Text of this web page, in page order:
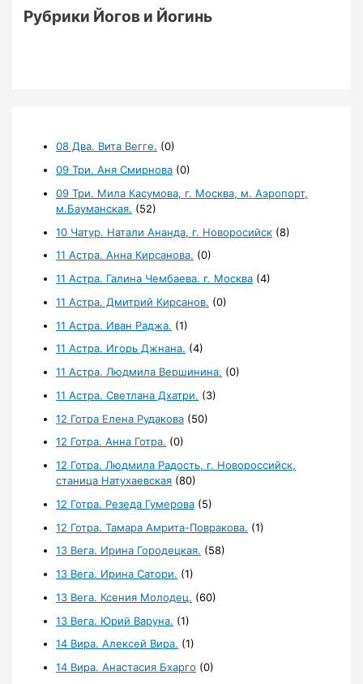
Рубрики Йогов и Йогинь
08 Два. Вита Вегге. (0)
09 Три. Аня Смирнова (0)
09 Три. Мила Касумова, г. Москва, м. Аэропорт,
м.Бауманская. (52)
10 Чатур. Натали Ананда, г. Новоросийск (8)
11 Астра. Анна Кирсанова. (0)
11 Астра. Галина Чембаева. г. Москва (4)
11 Астра. Дмитрий Кирсанов. (0)
11 Астра. Иван Раджа. (1)
11 Астра. Игорь Джнана. (4)
11 Астра. Людмила Вершинина. (0)
11 Астра. Светлана Дхатри. (3)
12 Готра Елена Рудакова (50)
12 Готра. Анна Готра. (0)
12 Готра. Людмила Радость, г. Новороссийск,
станица Натухаевская (80)
12 Готра. Резеда Гумерова (5)
12 Готра. Тамара Амрита-Повракова. (1)
13 Вега. Ирина Городецкая. (58)
13 Вега. Ирина Сатори. (1)
13 Вега. Ксения Молодец. (60)
13 Вега. Юрий Варуна. (1)
14 Вира. Алексей Вира. (1)
14 Вира. Анастасия Бхарго (0)